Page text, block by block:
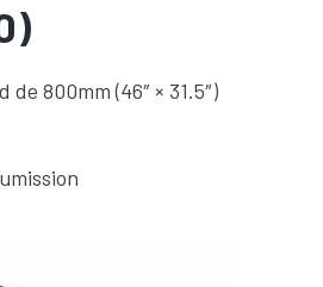
800mm (46″ × 31.5″)